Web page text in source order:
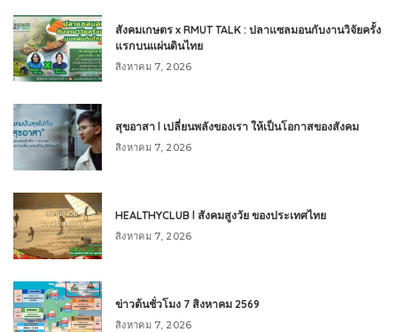
สังคมเกษตร x RMUT TALK : ปลาแซลมอนกับงานวิจัยครั้ง
แรกบนแผ่นดินไทย
สิงหาคม 7, 2026
สุขอาสา l เปลี่ยนพลังของเรา ให้เป็นโอกาสของสังคม
สิงหาคม 7, 2026
HEALTHYCLUB l สังคมสูงวัย ของประเทศไทย
สิงหาคม 7, 2026
ข่าวต้นชั่วโมง 7 สิงหาคม 2569
สิงหาคม 7, 2026